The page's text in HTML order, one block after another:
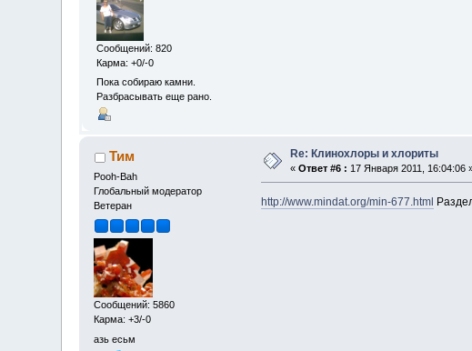
Сообщений: 820
Карма: +0/-0
Пока собираю камни.
Разбрасывать еще рано.
Тим
Pooh-Bah
Глобальный модератор
Ветеран
Сообщений: 5860
Карма: +3/-0
азь есьм
Re: Клинохлоры и хлориты
«Ответ #6 : 17 Января 2011, 16:04:06
http://www.mindat.org/min-677.html